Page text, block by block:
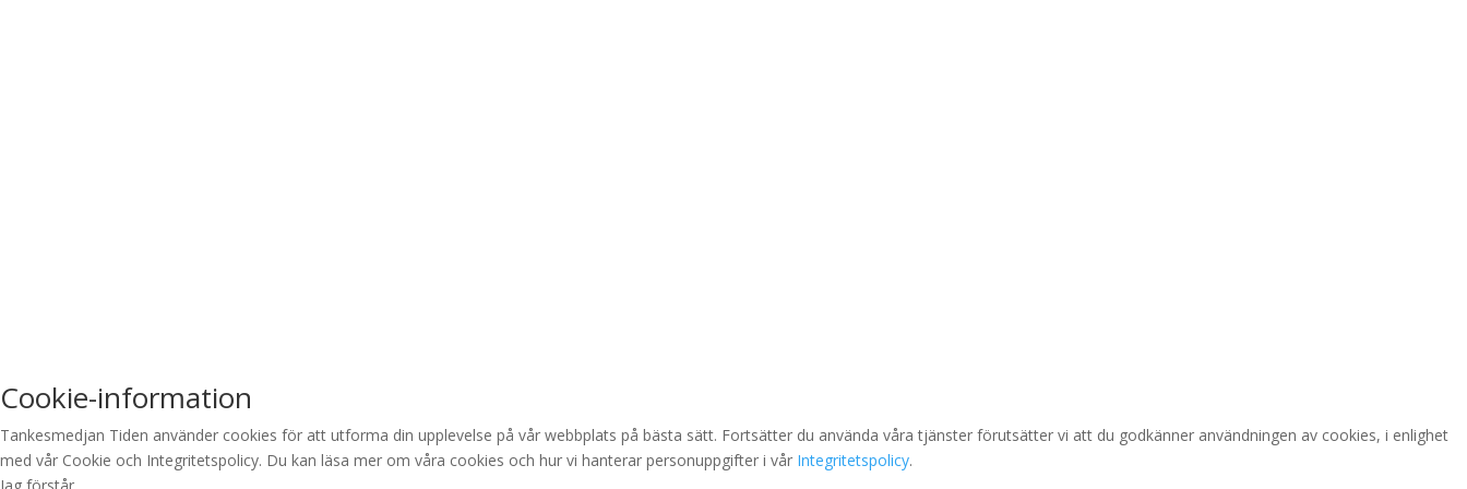
Cookie-information
Tankesmedjan Tiden använder cookies för att utforma din upplevelse på vår webbplats på bästa sätt. Fortsätter du använda våra tjänster förutsätter vi att du godkänner användningen av cookies, i enlighet
med vår Cookie och Integritetspolicy. Du kan läsa mer om våra cookies och hur vi hanterar personuppgifter i vår Integritetspolicy.